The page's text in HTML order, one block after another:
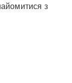
з